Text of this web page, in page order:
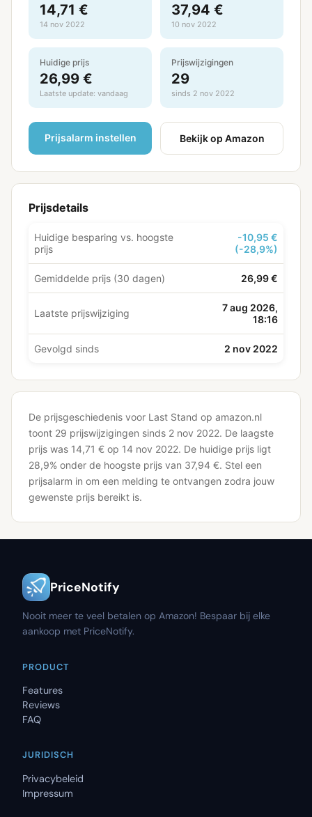
14,71 €
14 nov 2022
37,94 €
10 nov 2022
Huidige prijs
26,99 €
Laatste update: vandaag
Prijswijzigingen
29
sinds 2 nov 2022
Prijsalarm instellen Bekijk op Amazon
Prijsdetails
Huidige besparing vs. hoogste
prijs
-10,95 €
(-28,9%)
Gemiddelde prijs (30 dagen) 26,99 €
Laatste prijswijziging
7 aug 2026,
18:16
Gevolgd sinds 2 nov 2022
De prijsgeschiedenis voor Last Stand op amazon.nl
toont 29 prijswijzigingen sinds 2 nov 2022. De laagste
prijs was 14,71 € op 14 nov 2022. De huidige prijs ligt
28,9% onder de hoogste prijs van 37,94 €. Stel een
prijsalarm in om een melding te ontvangen zodra jouw
gewenste prijs bereikt is.
PriceNotify
Nooit meer te veel betalen op Amazon! Bespaar bij elke
aankoop met PriceNotify.
PRODUCT
Features
Reviews
FAQ
JURIDISCH
Privacybeleid
Impressum